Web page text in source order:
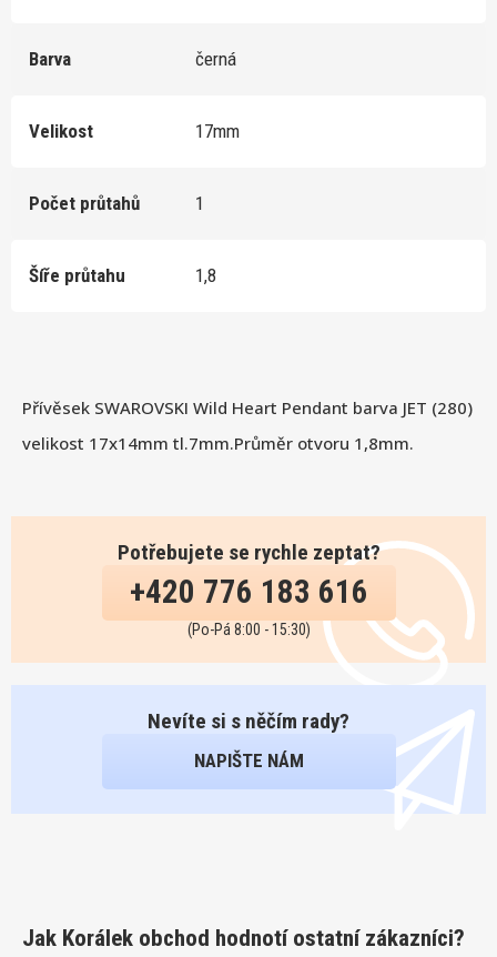
Přívěsek SWAROVSKI Wild Heart Pendant barva JET (280)
velikost 17x14mm tl.7mm.Průměr otvoru 1,8mm.
Potřebujete se rychle zeptat?
+420 776 183 616
(Po-Pá 8:00 - 15:30)
Nevíte si s něčím rady?
NAPIŠTE NÁM
Jak Korálek obchod hodnotí ostatní zákazníci?
Barva černá
Velikost 17mm
Počet průtahů 1
Šíře průtahu 1,8